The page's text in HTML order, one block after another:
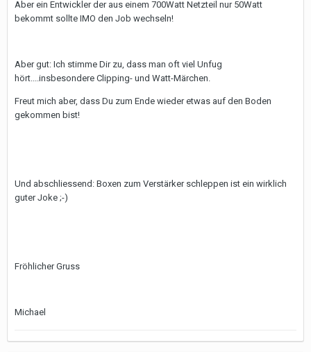
Aber ein Entwickler der aus einem 700Watt Netzteil nur 50Watt
bekommt sollte IMO den Job wechseln!
Aber gut: Ich stimme Dir zu, dass man oft viel Unfug
hört....insbesondere Clipping- und Watt-Märchen.
Freut mich aber, dass Du zum Ende wieder etwas auf den Boden
gekommen bist!
Und abschliessend: Boxen zum Verstärker schleppen ist ein wirklich
guter Joke ;-)
Fröhlicher Gruss
Michael